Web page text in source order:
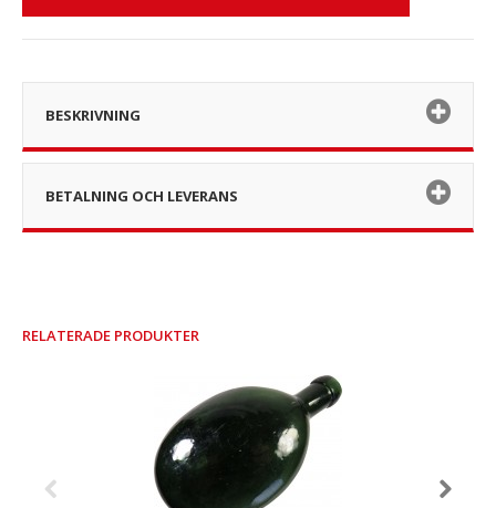
BESKRIVNING
BETALNING OCH LEVERANS
RELATERADE PRODUKTER